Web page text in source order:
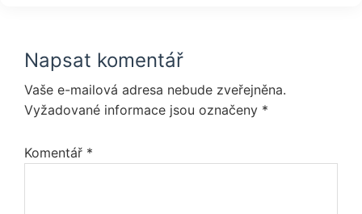
Interactions
Napsat komentář
Vaše e-mailová adresa nebude zveřejněna.
Vyžadované informace jsou označeny *
Komentář *